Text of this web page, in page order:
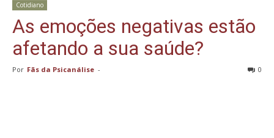
Cotidiano
As emoções negativas estão
afetando a sua saúde?
Por Fãs da Psicanálise - 0